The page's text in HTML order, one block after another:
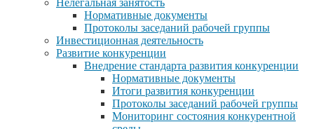
Нормативные документы
Протоколы заседаний рабочей группы
Инвестиционная деятельность
Развитие конкуренции
Внедрение стандарта развития конкуренции
Нормативные документы
Итоги развития конкуренции
Протоколы заседаний рабочей группы
Мониторинг состояния конкурентной